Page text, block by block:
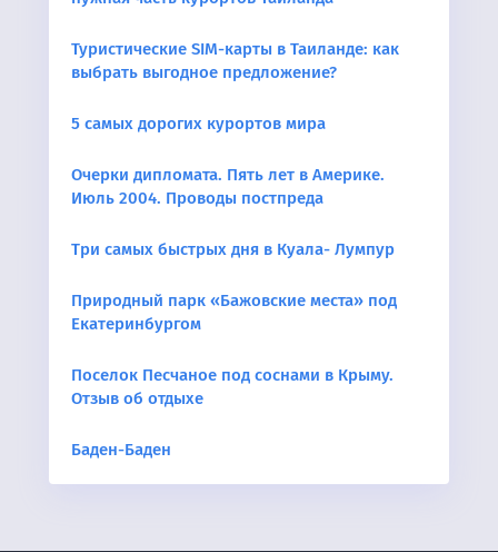
Туристические SIM-карты в Таиланде: как
выбрать выгодное предложение?
5 самых дорогих курортов мира
Очерки дипломата. Пять лет в Америке.
Июль 2004. Проводы постпреда
Три самых быстрых дня в Куала- Лумпур
Природный парк «Бажовские места» под
Екатеринбургом
Поселок Песчаное под соснами в Крыму.
Отзыв об отдыхе
Баден-Баден